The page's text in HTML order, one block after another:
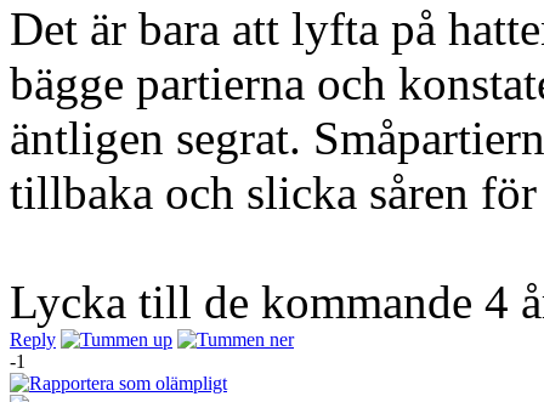
Det är bara att lyfta på
bägge partierna och
äntligen segrat.
tillbaka och slicka såren
Lycka till de kommande 4
Reply
-1